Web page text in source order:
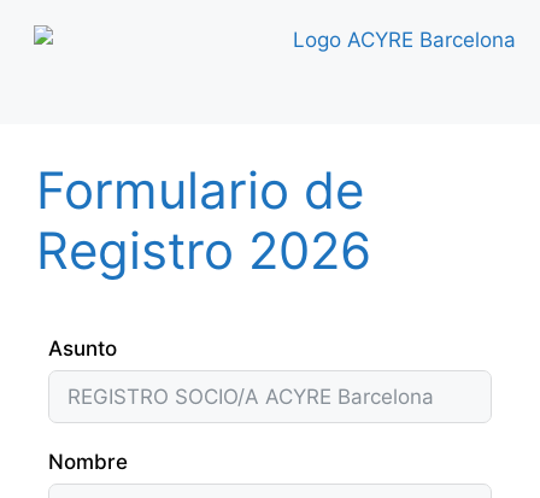
Formulario de
Registro 2026
Asunto
Nombre